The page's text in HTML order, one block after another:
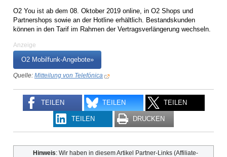
O2 You ist ab dem 08. Oktober 2019 online, in O2 Shops und
Partnershops sowie an der Hotline erhältlich. Bestandskunden
können in den Tarif im Rahmen der Vertragsverlängerung wechseln.
Anzeige
O2 Mobilfunk-Angebote»
Quelle: Mitteilung von Telefónica
TEILEN TEILEN TEILEN
TEILEN DRUCKEN
Hinweis: Wir haben in diesem Artikel Partner-Links (Affiliate-